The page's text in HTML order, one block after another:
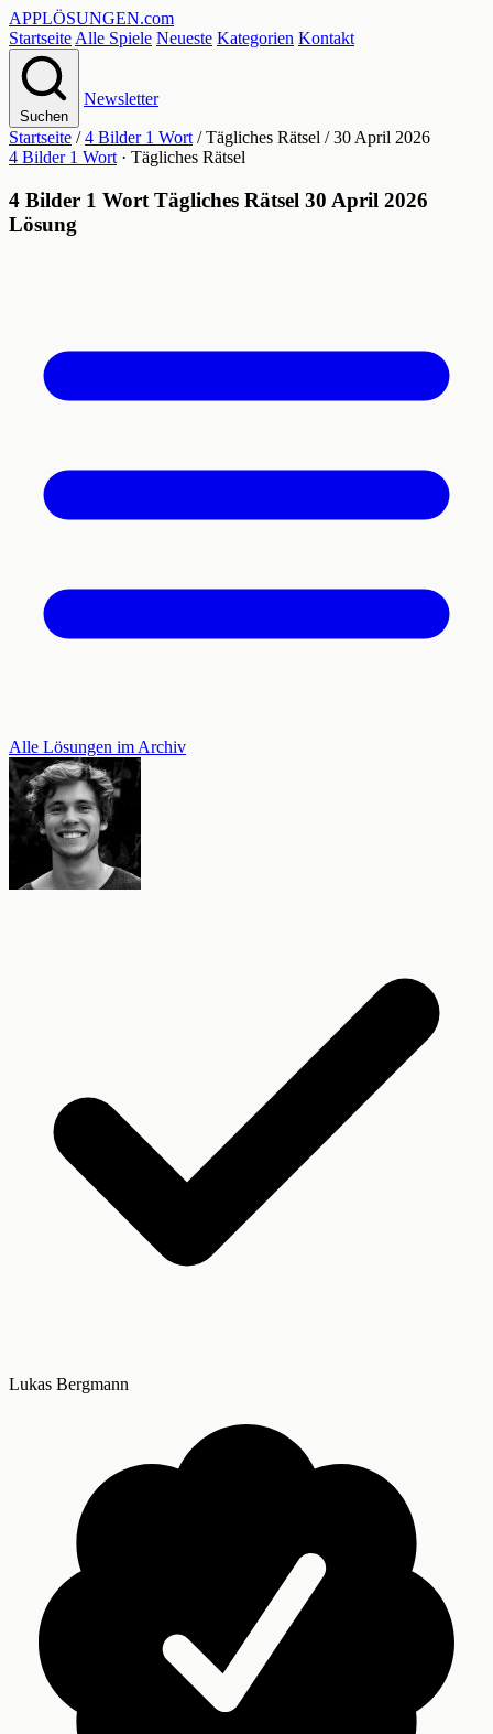
APPLÖSUNGEN.com
Startseite Alle Spiele Neueste Kategorien Kontakt
Suchen
Newsletter
Startseite / 4 Bilder 1 Wort / Tägliches Rätsel / 30 April 2026
4 Bilder 1 Wort · Tägliches Rätsel
4 Bilder 1 Wort Tägliches Rätsel 30 April 2026
Lösung
Alle Lösungen im Archiv
Lukas Bergmann